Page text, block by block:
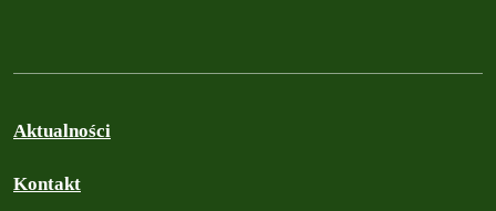
Aktualności
Kontakt